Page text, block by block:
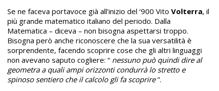
Se ne faceva portavoce già all'inizio del ‘900 Vito Volterra, il
più grande matematico italiano del periodo. Dalla
Matematica – diceva – non bisogna aspettarsi troppo.
Bisogna però anche riconoscere che la sua versatilità è
sorprendente, facendo scoprire cose che gli altri linguaggi
non avevano saputo cogliere: “ nessuno può quindi dire al
geometra a quali ampi orizzonti condurrà lo stretto e
spinoso sentiero che il calcolo gli fa scoprire”.